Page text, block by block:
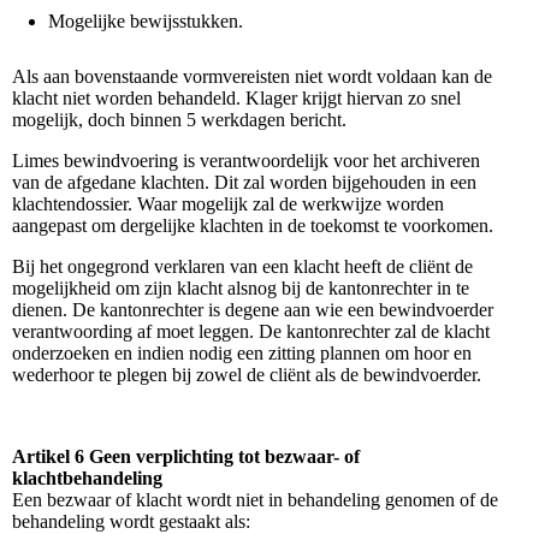
Mogelijke bewijsstukken.
Als aan bovenstaande vormvereisten niet wordt voldaan kan de
klacht niet worden behandeld. Klager krijgt hiervan zo snel
mogelijk, doch binnen 5 werkdagen bericht.
Limes bewindvoering is verantwoordelijk voor het archiveren
van de afgedane klachten. Dit zal worden bijgehouden in een
klachtendossier. Waar mogelijk zal de werkwijze worden
aangepast om dergelijke klachten in de toekomst te voorkomen.
Bij het ongegrond verklaren van een klacht heeft de cliënt de
mogelijkheid om zijn klacht alsnog bij de kantonrechter in te
dienen. De kantonrechter is degene aan wie een bewindvoerder
verantwoording af moet leggen. De kantonrechter zal de klacht
onderzoeken en indien nodig een zitting plannen om hoor en
wederhoor te plegen bij zowel de cliënt als de bewindvoerder.
Artikel 6 Geen verplichting tot bezwaar- of
klachtbehandeling
Een bezwaar of klacht wordt niet in behandeling genomen of de
behandeling wordt gestaakt als: